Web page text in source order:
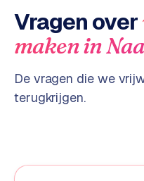
s
u
i
b
e
Vragen over
makenin
De vragen die we
terugkrijgen.